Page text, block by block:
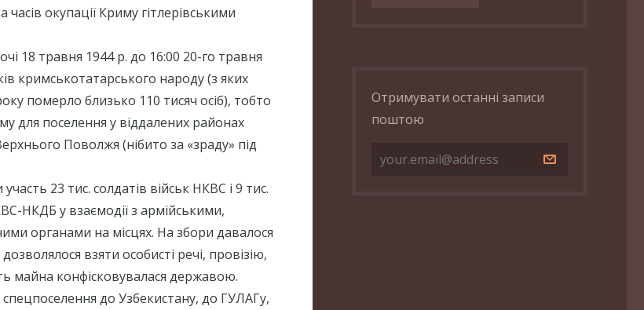
окупації Криму гітлерівськими
18 травня 1944 р. до 16:00 20-го травня
кримськотатарського народу (з яких
померло близько 110 тисяч осіб), тобто
для поселення у віддалених районах
Поволжя (нібито за «зраду» під
23 тис. солдатів військ НКВС і 9 тис.
НКДБ у взаємодії з армійськими,
органами на місцях. На збори давалося
взяти особисті речі, провізію,
майна конфісковувалася державою.
до Узбекистану, до ГУЛАГу,
Отримувати останні записи
поштою